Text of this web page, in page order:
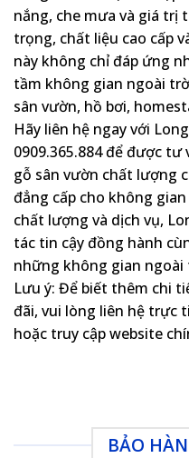
nắng, che mưa và giá trị
trọng, chất liệu cao cấp
này không chỉ đáp ứng
tầm không gian ngoài
sân vườn, hồ bơi,
Hãy liên hệ ngay với
0909.365.884để được tư
gỗ sân vườn chất lượng
đẳng cấp cho không
chất lượng và dịch vụ,
tác tin cậy đồng hành
những không gian ngoài
Lưu ý: Để biết thêm chi
đãi, vui lòng liên hệ trực
hoặc truy cập website
BẢO